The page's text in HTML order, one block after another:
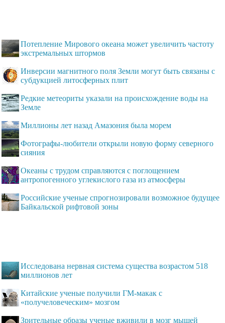
Потепление Мирового океана может увеличить частоту
экстремальных штормов
Инверсии магнитного поля Земли могут быть связаны с
субдукцией литосферных плит
Редкие метеориты указали на происхождение воды на
Земле
Миллионы лет назад Амазония была морем
Фотографы-любители открыли новую форму северного
сияния
Океаны с трудом справляются с поглощением
антропогенного углекислого газа из атмосферы
Российские ученые спрогнозировали возможное будущее
Байкальской рифтовой зоны
Исследована нервная система существа возрастом 518
миллионов лет
Китайские ученые получили ГМ-макак с
«получеловеческим» мозгом
Зрительные образы ученые вживили в мозг мышей